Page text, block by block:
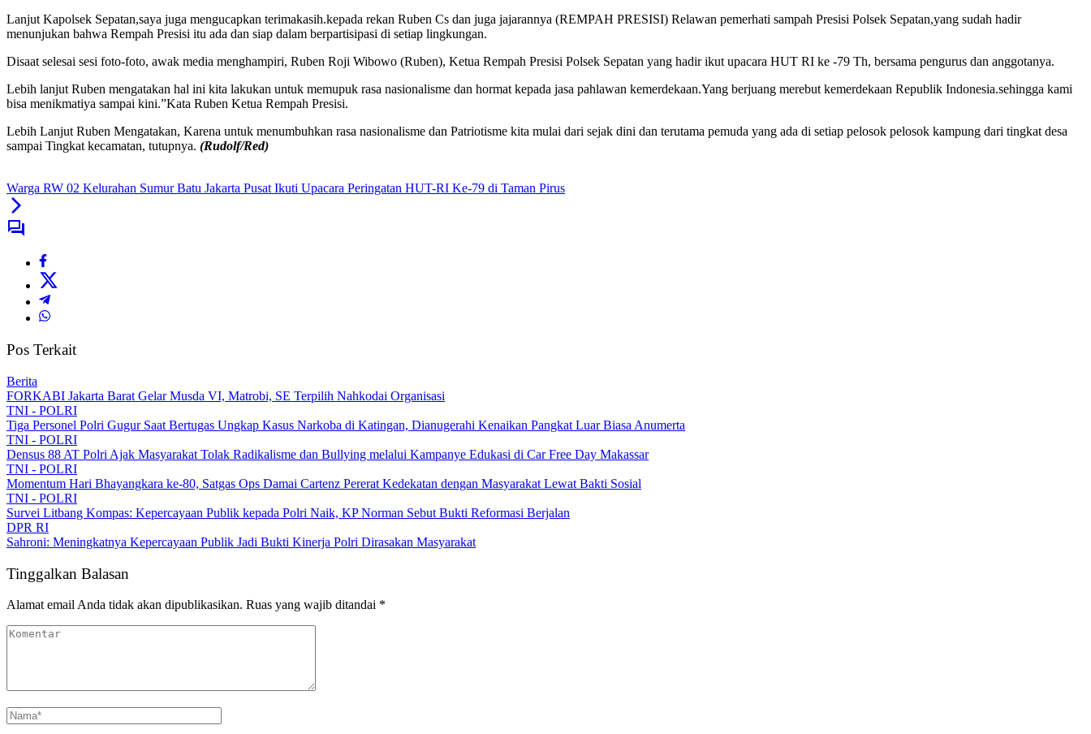
Lanjut Kapolsek Sepatan,saya juga mengucapkan terimakasih.kepada rekan Ruben Cs dan juga jajarannya (REMPAH PRESISI) Relawan pemerhati sampah Presisi Polsek Sepatan,yang sudah hadir
menunjukan bahwa Rempah Presisi itu ada dan siap dalam berpartisipasi di setiap lingkungan.
Disaat selesai sesi foto-foto, awak media menghampiri, Ruben Roji Wibowo (Ruben), Ketua Rempah Presisi Polsek Sepatan yang hadir ikut upacara HUT RI ke -79 Th, bersama pengurus dan anggotanya.
Lebih lanjut Ruben mengatakan hal ini kita lakukan untuk memupuk rasa nasionalisme dan hormat kepada jasa pahlawan kemerdekaan.Yang berjuang merebut kemerdekaan Republik Indonesia.sehingga kami
bisa menikmatiya sampai kini.”Kata Ruben Ketua Rempah Presisi.
Lebih Lanjut Ruben Mengatakan, Karena untuk menumbuhkan rasa nasionalisme dan Patriotisme kita mulai dari sejak dini dan terutama pemuda yang ada di setiap pelosok pelosok kampung dari tingkat desa
sampai Tingkat kecamatan, tutupnya. (Rudolf/Red)
Warga RW 02 Kelurahan Sumur Batu Jakarta Pusat Ikuti Upacara Peringatan HUT-RI Ke-79 di Taman Pirus
Pos Terkait
Berita
FORKABI Jakarta Barat Gelar Musda VI, Matrobi, SE Terpilih Nahkodai Organisasi
TNI - POLRI
Tiga Personel Polri Gugur Saat Bertugas Ungkap Kasus Narkoba di Katingan, Dianugerahi Kenaikan Pangkat Luar Biasa Anumerta
TNI - POLRI
Densus 88 AT Polri Ajak Masyarakat Tolak Radikalisme dan Bullying melalui Kampanye Edukasi di Car Free Day Makassar
TNI - POLRI
Momentum Hari Bhayangkara ke-80, Satgas Ops Damai Cartenz Pererat Kedekatan dengan Masyarakat Lewat Bakti Sosial
TNI - POLRI
Survei Litbang Kompas: Kepercayaan Publik kepada Polri Naik, KP Norman Sebut Bukti Reformasi Berjalan
DPR RI
Sahroni: Meningkatnya Kepercayaan Publik Jadi Bukti Kinerja Polri Dirasakan Masyarakat
Tinggalkan Balasan
Alamat email Anda tidak akan dipublikasikan. Ruas yang wajib ditandai *